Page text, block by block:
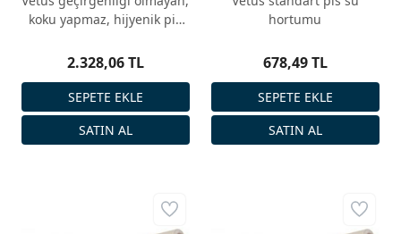
koku yapmaz, hijyenik pis
2.328,06 TL
hortumu
678,49 TL